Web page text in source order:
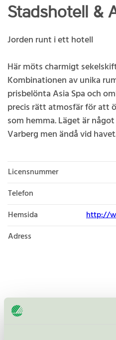
Stadshotell &
Jorden runt i ett hotell
Här möts charmigt
Kombinationen av unika
prisbelönta Asia Spa och
precis rätt atmosfär för att
som hemma. Läget är
Varberg men ändå vid
Licensnummer
Telefon
Hemsida
http://
Adress
Produkter